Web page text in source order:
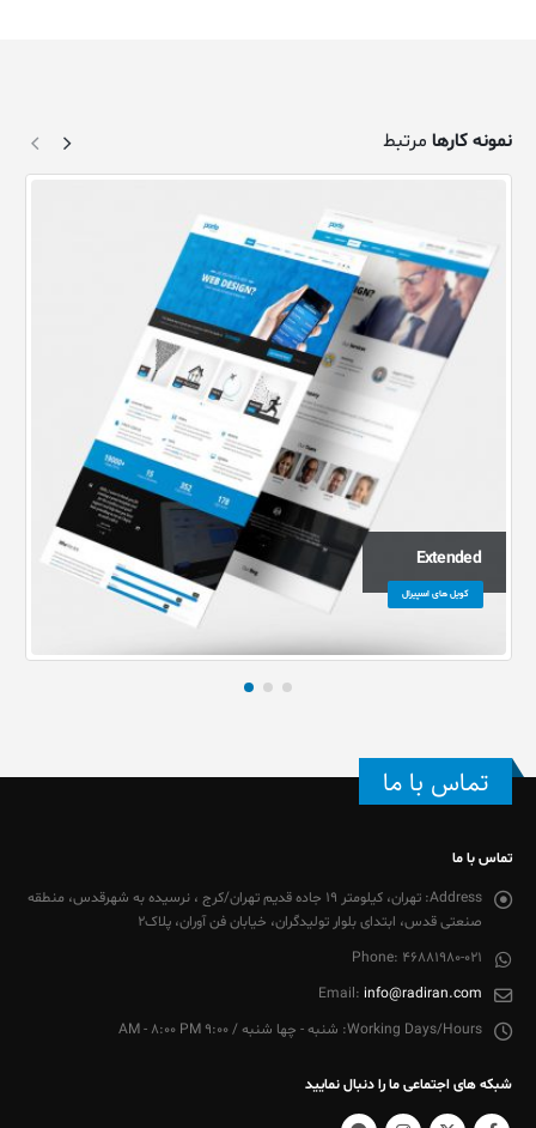
نمونه کارها مرتبط
Extended
کویل های اسپیرال
تماس با ما
تماس با ما
Address:
تهران، کیلومتر 19 جاده قدیم تهران/کرج ، نرسیده به شهرقدس، منطقه
صنعتی قدس، ابتدای بلوار تولیدگران، خیابان فن آوران، پلاک2
Phone: 46881980-021
Email: info@radiran.com
Working Days/Hours: شنبه - چها شنبه / 9:00 AM - 8:00 PM
شبکه های اجتماعی ما را دنبال نمایید